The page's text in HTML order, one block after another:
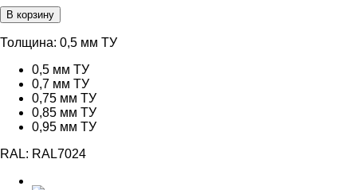
В корзину
Толщина: 0,5 мм ТУ
0,5 мм ТУ
0,7 мм ТУ
0,75 мм ТУ
0,85 мм ТУ
0,95 мм ТУ
RAL: RAL7024